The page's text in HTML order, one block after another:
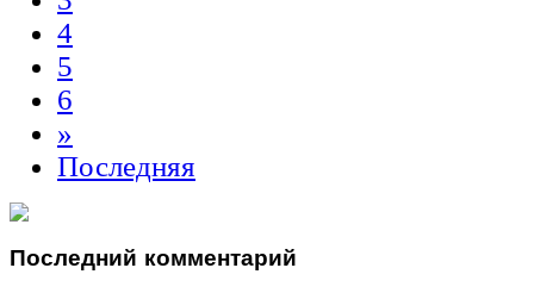
4
5
6
»
Последняя
Последний комментарий